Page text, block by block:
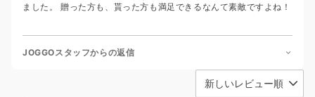
ました。 贈った方も、貰った方も満足できるなんて素敵ですよね！
JOGGOスタッフからの返信